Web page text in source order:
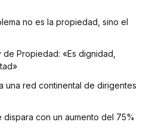
no es la propiedad, sino el
Propiedad: «Es dignidad,
una red continental de dirigentes
dispara con un aumento del 75%